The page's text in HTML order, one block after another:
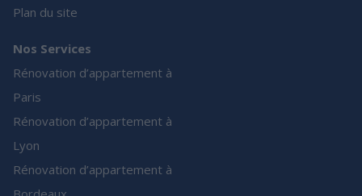
Plan du site
Nos Services
Rénovation d’appartement à
Paris
Rénovation d’appartement à
Lyon
Rénovation d’appartement à